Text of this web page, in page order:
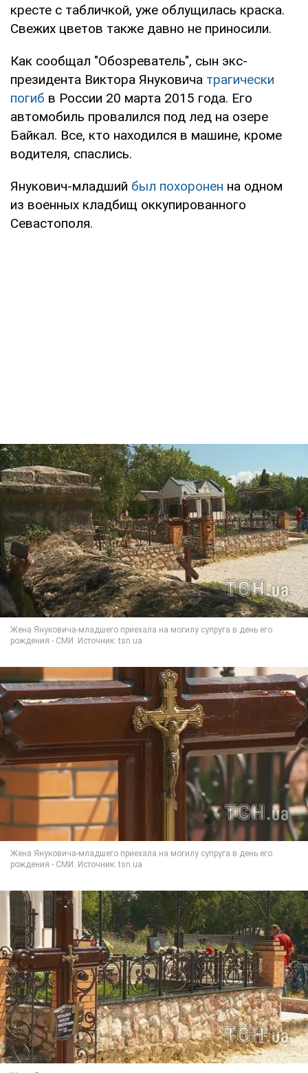
кресте с табличкой, уже облущилась краска.
Свежих цветов также давно не приносили.
Как сообщал "Обозреватель", сын экс-
президента Виктора Януковича трагически
погиб в России 20 марта 2015 года. Его
автомобиль провалился под лед на озере
Байкал. Все, кто находился в машине, кроме
водителя, спаслись.
Янукович-младший был похоронен на одном
из военных кладбищ оккупированного
Севастополя.